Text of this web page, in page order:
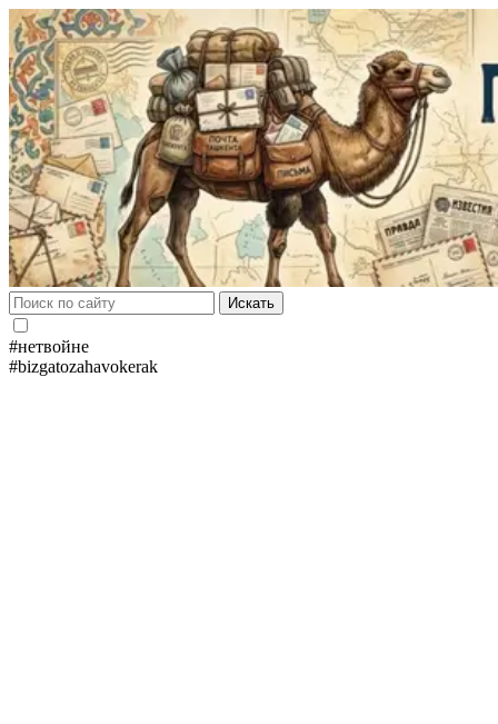
Искать
#нетвойне
#bizgatozahavokerak